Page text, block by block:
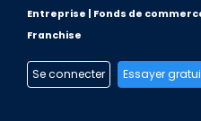
Entreprise | Fonds de
Franchise
Se connecter Essayer